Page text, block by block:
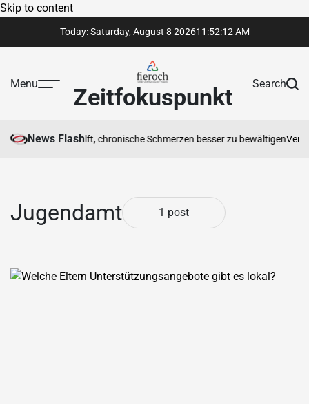
Skip to content
Today: Saturday, August 8 202611 :52:12 AM
Menu Zeitfokuspunkt Search
News Flash
Ihnen hilft, chronische Schmerzen besser zu bewältigen
Jugendamt 1 post